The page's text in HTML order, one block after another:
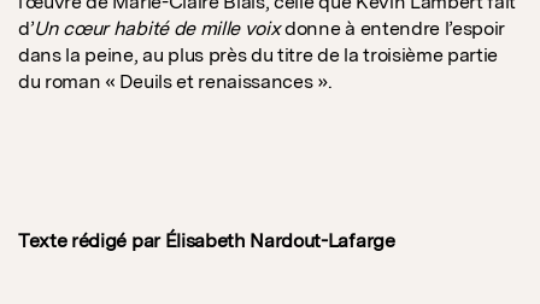
d’Un cœur habité de mille voixdonne à entendre l’espoir
dans la peine, au plus près du titre de la troisième partie
du roman « Deuils et renaissances ».
Texte rédigé par Élisabeth Nardout-Lafarge